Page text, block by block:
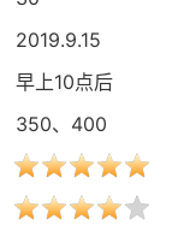
2019.9.15
早上10点后
350、400